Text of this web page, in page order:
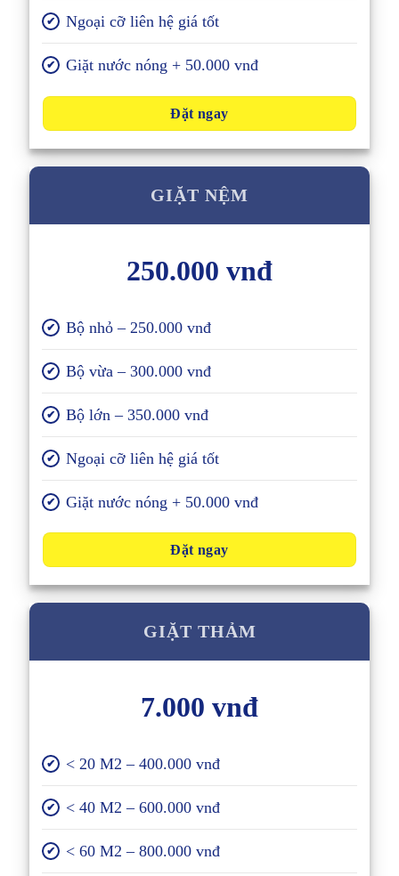
✔ Ngoại cỡ liên hệ giá tốt
✔ Giặt nước nóng + 50.000 vnđ
Đặt ngay
GIẶT NỆM
250.000 vnđ
✔ Bộ nhỏ – 250.000 vnđ
✔ Bộ vừa – 300.000 vnđ
✔ Bộ lớn – 350.000 vnđ
✔ Ngoại cỡ liên hệ giá tốt
✔ Giặt nước nóng + 50.000 vnđ
Đặt ngay
GIẶT THẢM
7.000 vnđ
✔ < 20 M2 – 400.000 vnđ
✔ < 40 M2 – 600.000 vnđ
✔ < 60 M2 – 800.000 vnđ